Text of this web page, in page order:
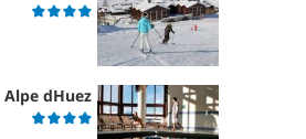
Alpe dHuez